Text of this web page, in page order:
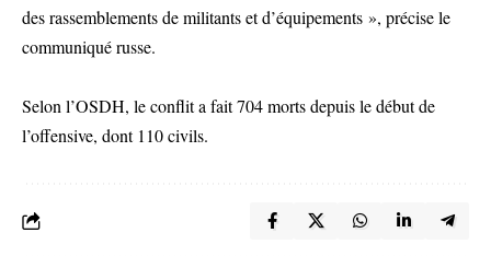
des rassemblements de militants et d’équipements », précise le
communiqué russe.
Selon l’OSDH, le conflit a fait 704 morts depuis le début de
l’offensive, dont 110 civils.